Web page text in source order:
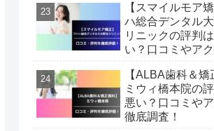
底調査！
【スマイルモア
ハ総合デンタル
リニックの評判
い？口コミやア
【ALBA歯科＆矯
ミウィ橋本院の
悪い？口コミや
徹底調査！